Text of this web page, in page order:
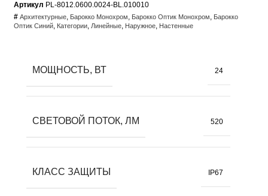
Артикул PL-8012.0600.0024-BL.010010
# Архитектурные, Барокко Монохром, Барокко Оптик Монохром, Барокко
Оптик Синий, Категории, Линейные, Наружное, Настенные
МОЩНОСТЬ, ВТ 24
СВЕТОВОЙ ПОТОК, ЛМ 520
КЛАСС ЗАЩИТЫ IP67